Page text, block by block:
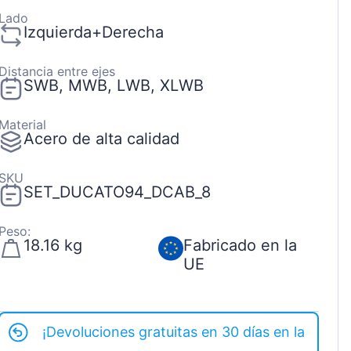
Izquierda+Derecha
entre ejes
SWB, MWB, LWB, XLWB
Acero de alta calidad
SET_DUCATO94_DCAB_8
18.16 kg
Fabricado en la
UE
¡Devoluciones gratuitas en 30 días en la